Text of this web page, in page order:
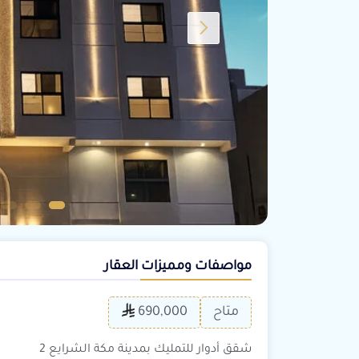
مواصفات ومميزات العقار
متاح 690,000
شقق أدوار للتمليك بمدينة مكة الشرايع 2